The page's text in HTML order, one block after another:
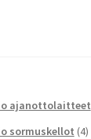
ajanottolaitteet
sormuskellot (4)